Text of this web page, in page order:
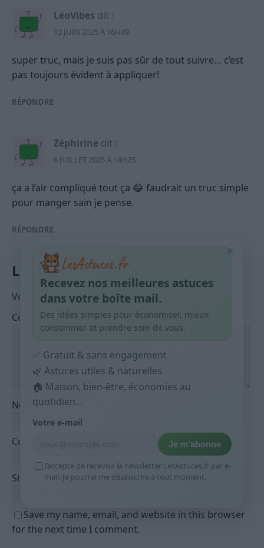
LéoVibes dit :
13 JUIN 2025 À 16H49
super truc, mais je suis pas sûr de tout suivre… c’est
pas toujours évident à appliquer!
RÉPONDRE
Zéphirine dit :
6 JUILLET 2025 À 14H25
ça a l’air compliqué tout ça 😂 faudrait un truc simple
pour manger sain je pense.
RÉPONDRE
Laisser un commentaire
Votre adresse de messagerie ne sera pas publiée.
Commentaire
Nom*
Courriel
Site web
Save my name, email, and website in this browser
for the next time I comment.
×
Recevez nos meilleures astuces
dans votre boîte mail.
Des idées simples pour économiser, mieux
consommer et prendre soin de vous.
✅ Gratuit & sans engagement
🌿 Astuces utiles & naturelles
🏠 Maison, bien-être, économies au
quotidien...
Votre e-mail
Je m’abonne
J’accepte de recevoir la newsletter LesAstuces.fr par e-
mail. Je pourrai me désinscrire à tout moment.